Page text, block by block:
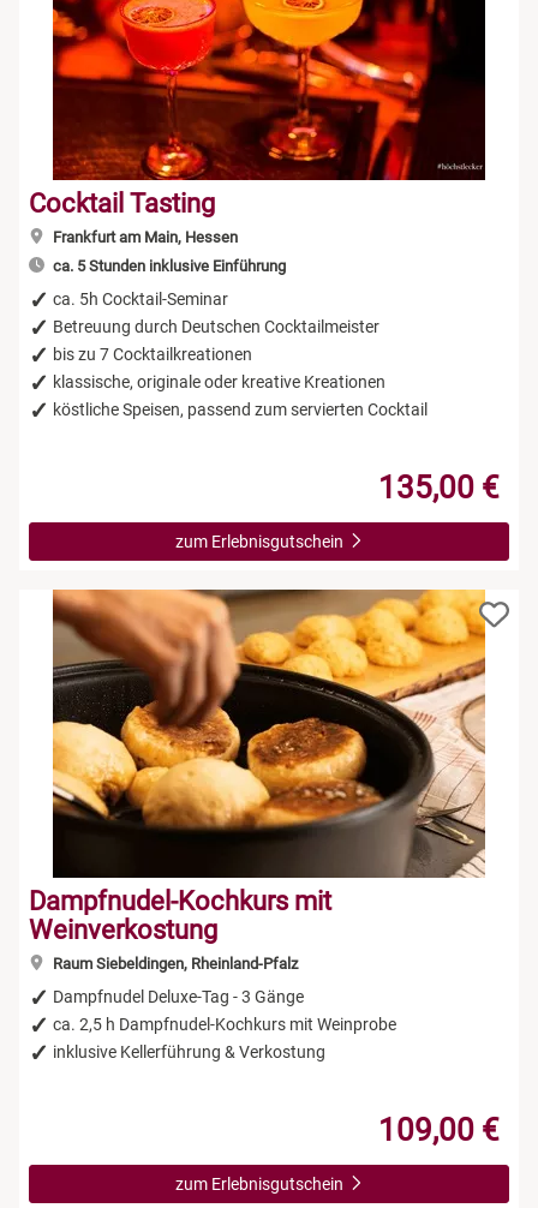
Cocktail Tasting
Frankfurt am Main, Hessen
ca. 5 Stunden inklusive Einführung
ca. 5h Cocktail-Seminar
Betreuung durch Deutschen Cocktailmeister
bis zu 7 Cocktailkreationen
klassische, originale oder kreative Kreationen
köstliche Speisen, passend zum servierten Cocktail
135,00 €
zum Erlebnisgutschein
Dampfnudel-Kochkurs mit
Weinverkostung
Raum Siebeldingen, Rheinland-Pfalz
Dampfnudel Deluxe-Tag - 3 Gänge
ca. 2,5 h Dampfnudel-Kochkurs mit Weinprobe
inklusive Kellerführung & Verkostung
109,00 €
zum Erlebnisgutschein